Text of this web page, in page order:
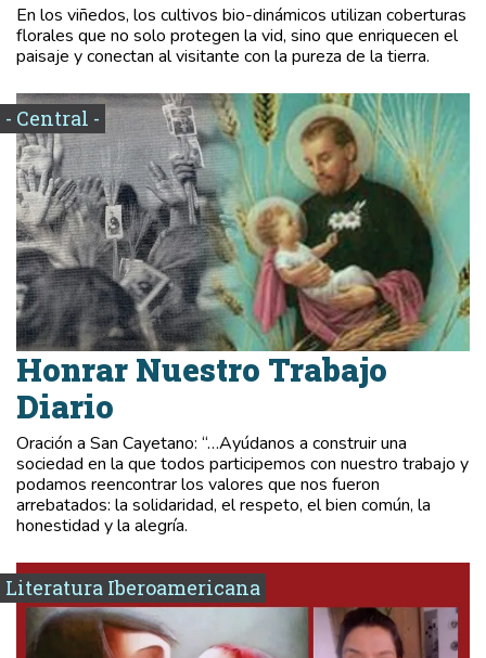
En los viñedos, los cultivos bio-dinámicos utilizan coberturas
florales que no solo protegen la vid, sino que enriquecen el
paisaje y conectan al visitante con la pureza de la tierra.
- Central -
Honrar Nuestro Trabajo
Diario
Oración a San Cayetano: “…Ayúdanos a construir una
sociedad en la que todos participemos con nuestro trabajo y
podamos reencontrar los valores que nos fueron
arrebatados: la solidaridad, el respeto, el bien común, la
honestidad y la alegría.
Literatura Iberoamericana